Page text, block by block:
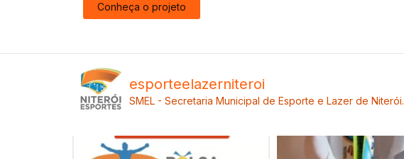
Conheça o projeto
esporteelazerniteroi
SMEL - Secretaria Municipal de Esporte e Lazer de Niterói.